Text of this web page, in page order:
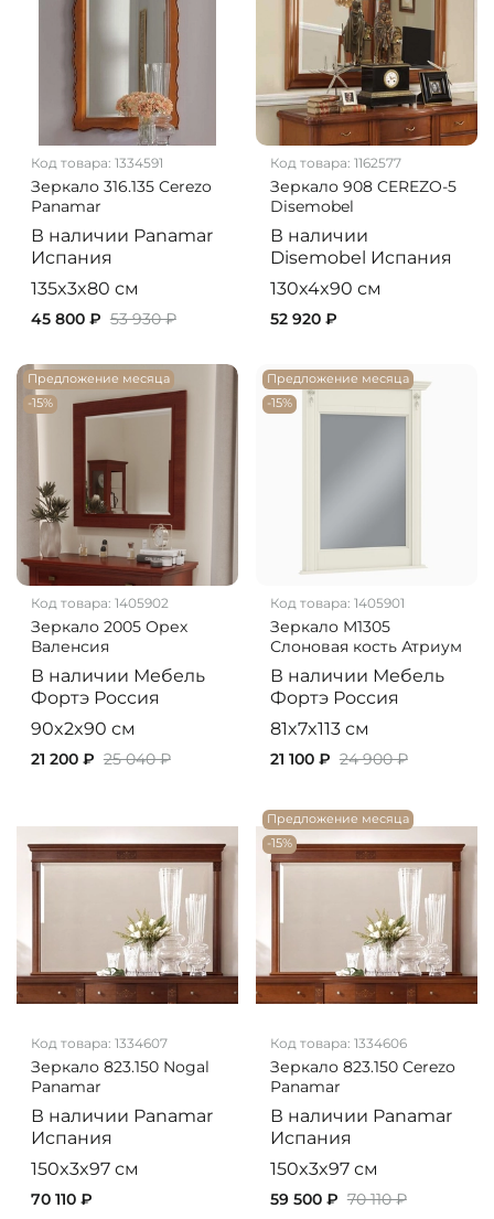
Код товара: 1334591
Зеркало 316.135 Cerezo
Panamar
В наличии Panamar
Испания
135x3x80 см
45 800 ₽ 53 930 ₽
Код товара: 1162577
Зеркало 908 CEREZO-5
Disemobel
В наличии
Disemobel Испания
130x4x90 см
52 920 ₽
Предложение месяца
-15%
Код товара: 1405902
Зеркало 2005 Орех
Валенсия
В наличии Мебель
Фортэ Россия
90x2x90 см
21 200 ₽ 25 040 ₽
Предложение месяца
-15%
Код товара: 1405901
Зеркало M1305
Слоновая кость Атриум
В наличии Мебель
Фортэ Россия
81x7x113 см
21 100 ₽ 24 900 ₽
Код товара: 1334607
Зеркало 823.150 Nogal
Panamar
В наличии Panamar
Испания
150x3x97 см
70 110 ₽
Предложение месяца
-15%
Код товара: 1334606
Зеркало 823.150 Cerezo
Panamar
В наличии Panamar
Испания
150x3x97 см
59 500 ₽ 70 110 ₽